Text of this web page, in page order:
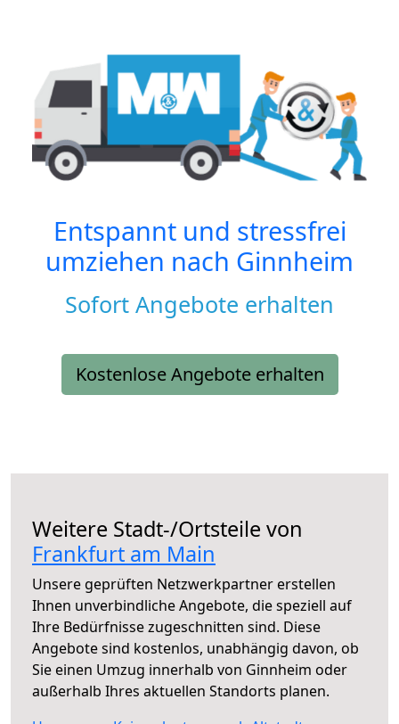
Entspannt und stressfrei
umziehen nach Ginnheim
Sofort Angebote erhalten
Kostenlose Angebote erhalten
Weitere Stadt-/Ortsteile von
Frankfurt am Main
Unsere geprüften Netzwerkpartner erstellen
Ihnen unverbindliche Angebote, die speziell auf
Ihre Bedürfnisse zugeschnitten sind. Diese
Angebote sind kostenlos, unabhängig davon, ob
Sie einen Umzug innerhalb von Ginnheim oder
außerhalb Ihres aktuellen Standorts planen.